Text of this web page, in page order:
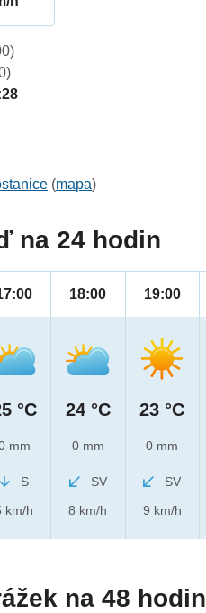
(mapa)
na 24 hodin
°C
mm
S
km/h
18:00
24 °C
0 mm
SV
8 km/h
19:00
23 °C
0 mm
SV
9 km/h
na 48 hodin